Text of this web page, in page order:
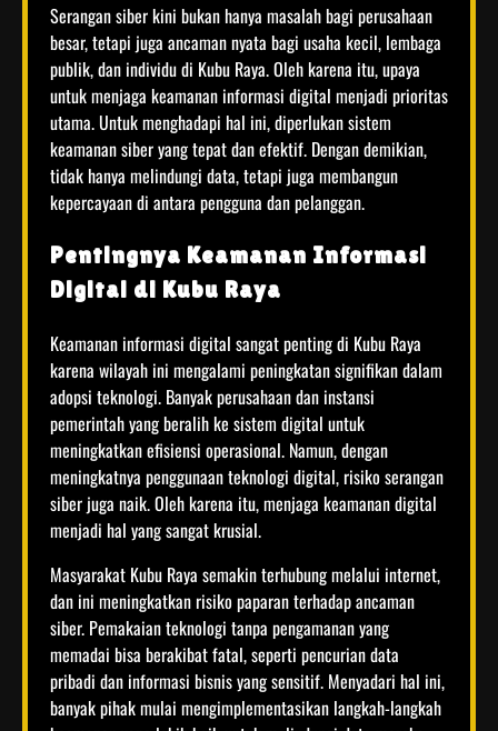
Serangan siber kini bukan hanya masalah bagi perusahaan
besar, tetapi juga ancaman nyata bagi usaha kecil, lembaga
publik, dan individu di Kubu Raya. Oleh karena itu, upaya
untuk menjaga keamanan informasi digital menjadi prioritas
utama. Untuk menghadapi hal ini, diperlukan sistem
keamanan siber yang tepat dan efektif. Dengan demikian,
tidak hanya melindungi data, tetapi juga membangun
kepercayaan di antara pengguna dan pelanggan.
Pentingnya Keamanan Informasi
Digital di Kubu Raya
Keamanan informasi digital sangat penting di Kubu Raya
karena wilayah ini mengalami peningkatan signifikan dalam
adopsi teknologi. Banyak perusahaan dan instansi
pemerintah yang beralih ke sistem digital untuk
meningkatkan efisiensi operasional. Namun, dengan
meningkatnya penggunaan teknologi digital, risiko serangan
siber juga naik. Oleh karena itu, menjaga keamanan digital
menjadi hal yang sangat krusial.
Masyarakat Kubu Raya semakin terhubung melalui internet,
dan ini meningkatkan risiko paparan terhadap ancaman
siber. Pemakaian teknologi tanpa pengamanan yang
memadai bisa berakibat fatal, seperti pencurian data
pribadi dan informasi bisnis yang sensitif. Menyadari hal ini,
banyak pihak mulai mengimplementasikan langkah-langkah